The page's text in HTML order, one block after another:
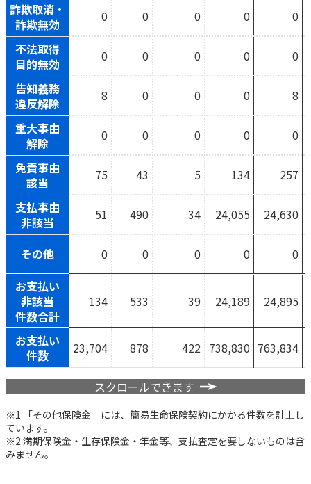
入院保険金・手術保険金のご請求
お手続き一覧
きっかけ・できごとから探す
マイページでできること
新規登録
ログイン
ご契約内容の確認
お客さまに関する情報等の確認の取り組み
終身保険
養老保険
定期保険
学資保険
長寿支援保険
お見積りシミュレーション
資料請求
保険の探し方のポイント
保険かんたん診断
これからのライフイベントでかかる費用とは？
ご契約手続きの流れ
保険料のお払込方法
【まずはご相談ください】企業経営でお悩みの方はこ
ちら
法人のお客さま向け商品一覧
目的から探す
お役立ち情報
かんぽ生命の団体取扱い
法人向け資料請求
お問い合わせ先
お役立ち情報
かんぽのLifeサポートナビ
保険
医療
子育て
ライフプラン
健康情報
かんぽアプリ～かんぽの健康と安心を手のひらに～
かんぽ生命について
かんぽ生命について
ご挨拶
経営理念・経営戦略
会社概要
財務情報
株主・投資家のみなさまへ
日本郵政グループとしての取り組み
採用情報
CM・オウンドメディア／ソーシャルメディア
かんぽブランド
よくあるご質問
お問い合わせ
サステナビリティ
株主・投資家のみなさまへ
採用情報
English
詐欺取消・
詐欺無効
0 0 0 0
0
不法取得
目的無効
0 0 0 0
0
告知義務
違反解除
8 0 0 0
8
重大事由
解除
0 0 0 0
0
免責事由
該当
75 43 5 134
257
支払事由
非該当
51 490 34 24,055 24,630
その他 0 0 0 0
0
お支払い
非該当
件数合計
134 533 39 24,189 24,895
お支払い
件数
23,704 878 422 738,830 763,834
スクロールできます
※1 「その他保険金」には、簡易生命保険契約にかかる件数を計上し
ています。
※2 満期保険金・生存保険金・年金等、支払査定を要しないものは含
みません。